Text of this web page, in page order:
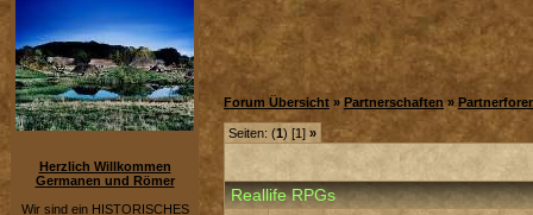
Herzlich Willkommen
Germanen und Römer
Wir sind ein HISTORISCHES
Forum Übersicht » Partnerschaften »
Seiten: (1) [1] »
Reallife RPGs